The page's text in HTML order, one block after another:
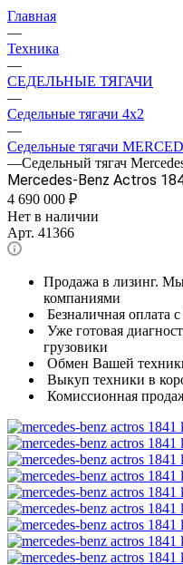
Главная
—
Техника
—
СЕДЕЛЬНЫЕ ТЯГАЧИ
—
Седельные тягачи 4x2
—
Седельные тягачи
—Седельный тягач
Mercedes-Benz Actros
4 690 000 ₽
Нет в наличии
Арт. 41366
Продажа в лизинг.
компаниями
Безналичная оплата
Уже готовая
грузовики
Обмен Вашей
Выкуп техники в
Комиссионная